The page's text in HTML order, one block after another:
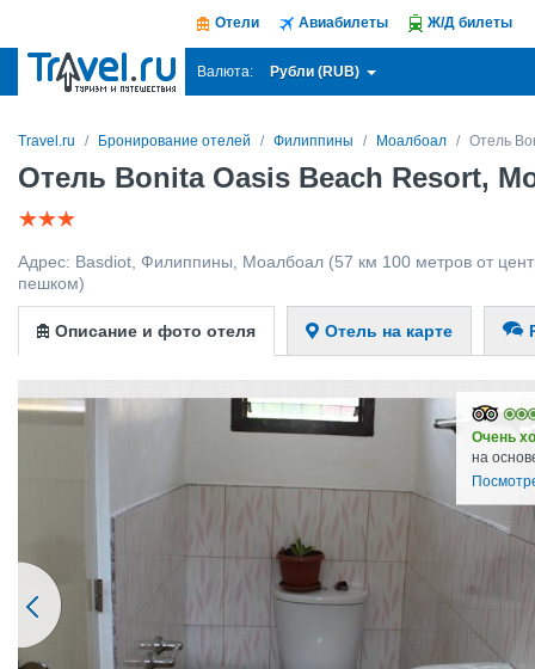
Отели Авиабилеты Ж/Д билеты
Валюта: Рубли (RUB)
Travel.ru Бронирование отелей Филиппины Моалбоал Отель
Отель Bonita Oasis Beach Resort,
Адрес: Basdiot Филиппины Моалбоал (57 км 100 метров от
пешком)
Описание и фото отеля Отель на карте
Очень
на